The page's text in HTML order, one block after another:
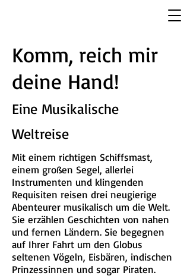
Komm, reich mir
deine Hand!
Eine Musikalische
Weltreise
Mit einem richtigen Schiffsmast,
einem großen Segel, allerlei
Instrumenten und klingenden
Requisiten reisen drei neugierige
Abenteurer musikalisch um die Welt.
Sie erzählen Geschichten von nahen
und fernen Ländern. Sie begegnen
auf Ihrer Fahrt um den Globus
seltenen Vögeln, Eisbären, indischen
Prinzessinnen und sogar Piraten.